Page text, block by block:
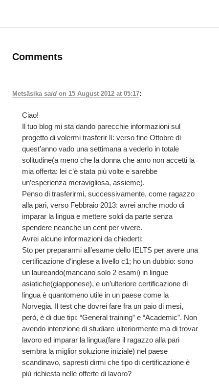
Comments
Metsäsika said on 15 August 2012 at 05:17:
Ciao!
Il tuo blog mi sta dando parecchie informazioni sul
progetto di volermi trasferir lì: verso fine Ottobre di
quest’anno vado una settimana a vederlo in totale
solitudine(a meno che la donna che amo non accetti la
mia offerta: lei c’è stata più volte e sarebbe
un’esperienza meravigliosa, assieme).
Penso di trasferirmi, successivamente, come ragazzo
alla pari, verso Febbraio 2013: avrei anche modo di
imparar la lingua e mettere soldi da parte senza
spendere neanche un cent per vivere.
Avrei alcune informazioni da chiederti:
Sto per prepararmi all’esame dello IELTS per avere una
certificazione d’inglese a livello c1; ho un dubbio: sono
un laureando(mancano solo 2 esami) in lingue
asiatiche(giapponese), e un’ulteriore certificazione di
lingua è quantomeno utile in un paese come la
Norvegia. Il test che dovrei fare fra un paio di mesi,
però, è di due tipi: “General training” e “Academic”. Non
avendo intenzione di studiare ulteriormente ma di trovar
lavoro ed imparar la lingua(fare il ragazzo alla pari
sembra la miglior soluzione iniziale) nel paese
scandinavo, sapresti dirmi che tipo di certificazione è
più richiesta nelle offerte di lavoro?